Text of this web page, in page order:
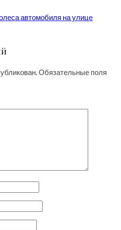
автомобиля на улице
Обязательные поля